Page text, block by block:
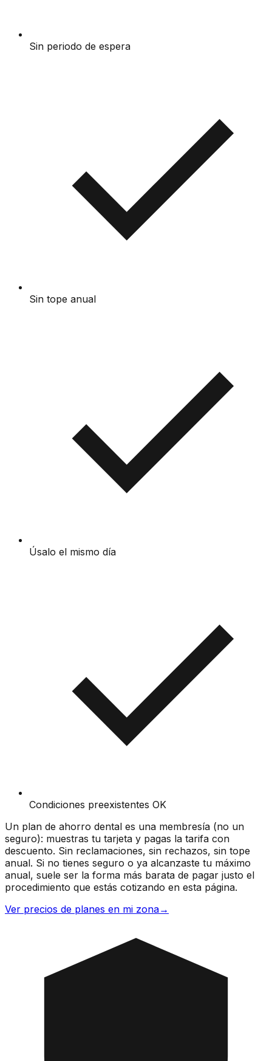
Sin periodo de espera
Sin tope anual
Úsalo el mismo día
Condiciones preexistentes OK
Un plan de ahorro dental es una membresía (no un
seguro): muestras tu tarjeta y pagas la tarifa con
descuento. Sin reclamaciones, sin rechazos, sin tope
anual. Si no tienes seguro o ya alcanzaste tu máximo
anual, suele ser la forma más barata de pagar justo el
procedimiento que estás cotizando en esta página.
Ver precios de planes en mi zona→